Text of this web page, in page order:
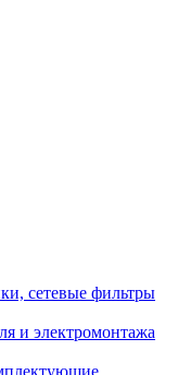
сетевые фильтры
и электромонтажа